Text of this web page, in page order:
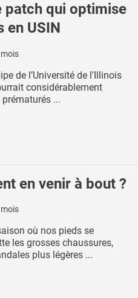
patch qui optimise
en USIN
de l’Université de l'Illinois
considérablement
...
en venir à bout ?
où nos pieds se
les grosses chaussures,
plus légères ...